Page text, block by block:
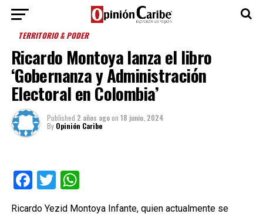
TERRITORIO & PODER
Ricardo Montoya lanza el libro
‘Gobernanza y Administración
Electoral en Colombia’
Published 2 años agoon 18 junio, 2024
By Opinión Caribe
Facebook
TwitterWhatsApp
Ricardo Yezid Montoya Infante, quien actualmente se